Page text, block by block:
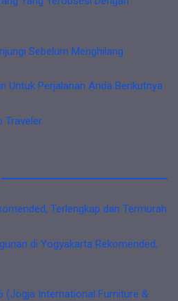
Sebelum Menghilang
Untuk Perjalanan Anda Berikutnya
Traveler
Terlengkap dan Termurah
di Yogyakarta Rekomended,
(Jogja International Furniture &